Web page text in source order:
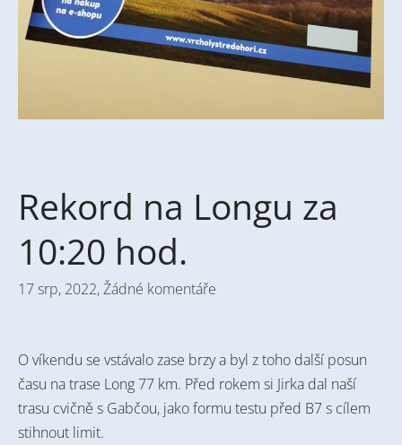
Rekord na Longu za
10:20 hod.
17 srp, 2022,Žádné komentáře
O víkendu se vstávalo zase brzy a byl z toho další posun
času na trase Long 77 km. Před rokem si Jirka dal naší
trasu cvičně s Gabčou, jako formu testu před B7 s cílem
stihnout limit.